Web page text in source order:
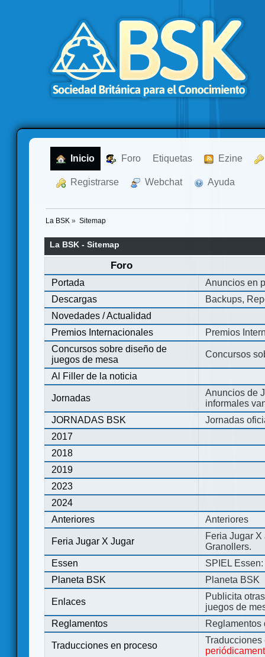
Inicio Foro Etiquetas Ezine
Registrarse Webchat Ayuda
La BSK » Sitemap
La BSK - Sitemap
Foro
Portada
Anuncios en
Descargas
Backups,
Novedades / Actualidad
Premios Internacionales
Premios
Concursos sobre diseño de
juegos de mesa
Concursos
Al Filler de la noticia
Jornadas
Anuncios de
informales
JORNADAS BSK
Jornadas
2017
2018
2019
2023
2024
Anteriores
Anteriores
Feria Jugar X Jugar
Feria Jugar
Granollers.
Essen
SPIEL
Planeta BSK
Planeta BSK
Enlaces
Publicita
juegos de
Reglamentos
Reglamentos
Traducciones en proceso